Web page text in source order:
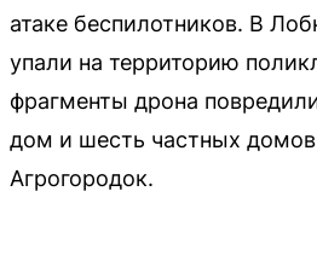
атаке беспилотников. В
упали на территорию
фрагменты дрона
дом и шесть частных домов
Агрогородок.